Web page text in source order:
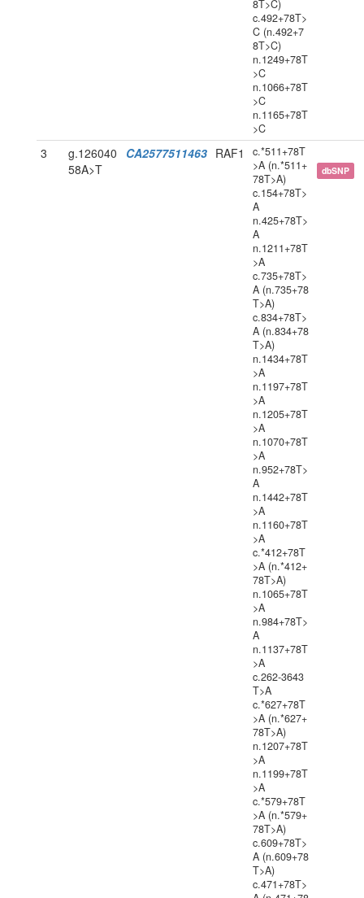
8T>C)
c.492+78T>
C (n.492+7
8T>C)
n.1249+78T
>C
n.1066+78T
>C
n.1165+78T
>C
3
g.126040
58A>T
CA2577511463 RAF1
c.*511+78T
>A (n.*511+
78T>A)
c.154+78T>
A
n.425+78T>
A
n.1211+78T
>A
c.735+78T>
A (n.735+78
T>A)
c.834+78T>
A (n.834+78
T>A)
n.1434+78T
>A
n.1197+78T
>A
n.1205+78T
>A
n.1070+78T
>A
n.952+78T>
A
n.1442+78T
>A
n.1160+78T
>A
c.*412+78T
>A (n.*412+
78T>A)
n.1065+78T
>A
n.984+78T>
A
n.1137+78T
>A
c.262-3643
T>A
c.*627+78T
>A (n.*627+
78T>A)
n.1207+78T
>A
n.1199+78T
>A
c.*579+78T
>A (n.*579+
78T>A)
c.609+78T>
A (n.609+78
T>A)
c.471+78T>
dbSNP